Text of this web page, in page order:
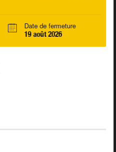
Date de fermeture
19 août 2026